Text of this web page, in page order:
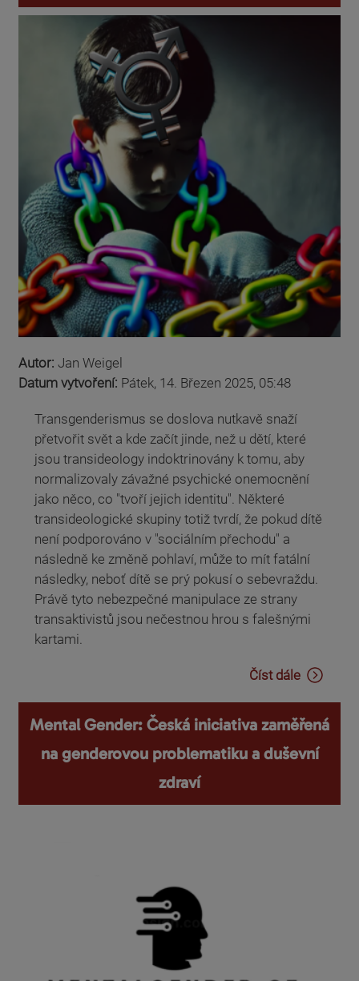
Autor: Jan Weigel
Datum vytvoření: Pátek, 14. Březen 2025, 05:48
Transgenderismus se doslova nutkavě snaží
přetvořit svět a kde začít jinde, než u dětí, které
jsou transideology indoktrinovány k tomu, aby
normalizovaly závažné psychické onemocnění
jako něco, co "tvoří jejich identitu". Některé
transideologické skupiny totiž tvrdí, že pokud dítě
není podporováno v "sociálním přechodu" a
následně ke změně pohlaví, může to mít fatální
následky, neboť dítě se prý pokusí o sebevraždu.
Právě tyto nebezpečné manipulace ze strany
transaktivistů jsou nečestnou hrou s falešnými
kartami.
Číst dále
Mental Gender: Česká iniciativa zaměřená
na genderovou problematiku a duševní
zdraví